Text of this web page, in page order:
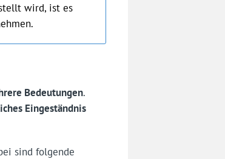
wird, ist es
Bedeutungen.
Eingeständnis
sind folgende